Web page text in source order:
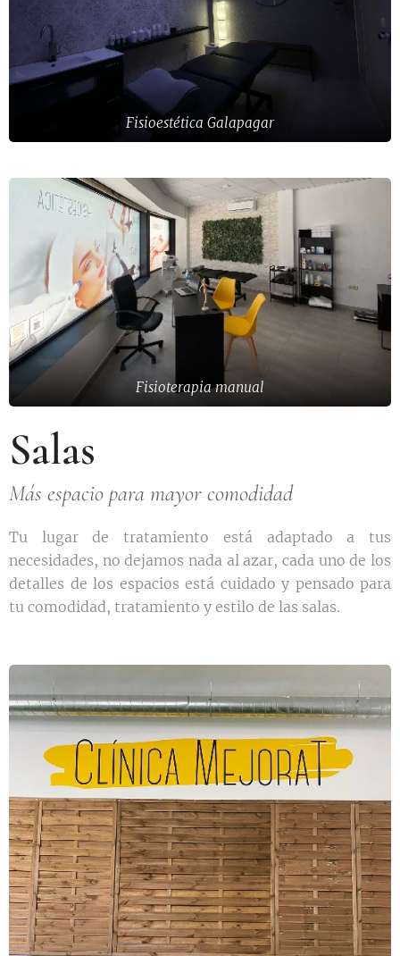
Fisioestética Galapagar
Fisioterapia manual
Salas
Más espacio para mayor comodidad
Tu lugar de tratamiento está adaptado a tus
necesidades, no dejamos nada al azar, cada uno de los
detalles de los espacios está cuidado y pensado para
tu comodidad, tratamiento y estilo de las salas.